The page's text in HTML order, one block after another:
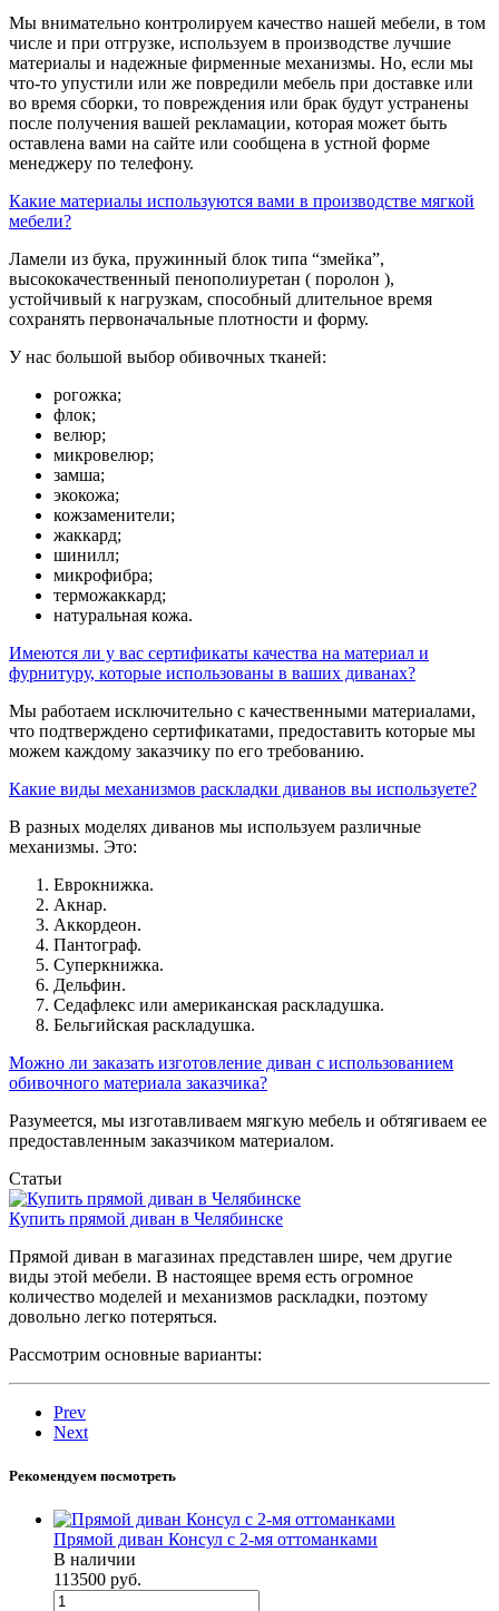
Мы внимательно контролируем качество нашей мебели, в том
числе и при отгрузке, используем в производстве лучшие
материалы и надежные фирменные механизмы. Но, если мы
что-то упустили или же повредили мебель при доставке или
во время сборки, то повреждения или брак будут устранены
после получения вашей рекламации, которая может быть
оставлена вами на сайте или сообщена в устной форме
менеджеру по телефону.
Какие материалы используются вами в производстве мягкой
мебели?
Ламели из бука, пружинный блок типа “змейка”,
высококачественный пенополиуретан ( поролон ),
устойчивый к нагрузкам, способный длительное время
сохранять первоначальные плотности и форму.
У нас большой выбор обивочных тканей:
рогожка;
флок;
велюр;
микровелюр;
замша;
экокожа;
кожзаменители;
жаккард;
шинилл;
микрофибра;
терможаккард;
натуральная кожа.
Имеются ли у вас сертификаты качества на материал и
фурнитуру, которые использованы в ваших диванах?
Мы работаем исключительно с качественными материалами,
что подтверждено сертификатами, предоставить которые мы
можем каждому заказчику по его требованию.
Какие виды механизмов раскладки диванов вы используете?
В разных моделях диванов мы используем различные
механизмы. Это:
Еврокнижка.
Акнар.
Аккордеон.
Пантограф.
Суперкнижка.
Дельфин.
Седафлекс или американская раскладушка.
Бельгийская раскладушка.
Можно ли заказать изготовление диван с использованием
обивочного материала заказчика?
Разумеется, мы изготавливаем мягкую мебель и обтягиваем ее
предоставленным заказчиком материалом.
Статьи
Купить прямой диван в Челябинске
Прямой диван в магазинах представлен шире, чем другие
виды этой мебели. В настоящее время есть огромное
количество моделей и механизмов раскладки, поэтому
довольно легко потеряться.
Рассмотрим основные варианты:
Prev
Next
Рекомендуем посмотреть
Прямой диван Консул с 2-мя оттоманками
В наличии
113500 руб.